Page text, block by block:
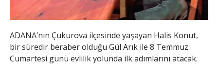
ADANA’nın Çukurova ilçesinde yaşayan Halis Konut,
bir süredir beraber olduğu Gül Arık ile 8 Temmuz
Cumartesi günü evlilik yolunda ilk adımlarını atacak.